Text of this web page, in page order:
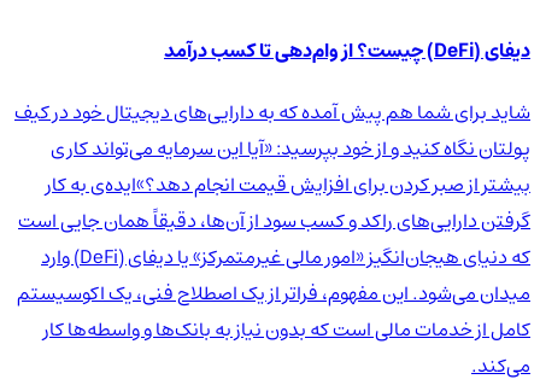
دیفای (DeFi) چیست؟ از وام‌دهی تا کسب درآمد
شاید برای شما هم پیش آمده که به دارایی‌های دیجیتال خود در کیف
پولتان نگاه کنید و از خود بپرسید: «آیا این سرمایه می‌تواند کاری
بیشتر از صبر کردن برای افزایش قیمت انجام دهد؟»ایده‌ی به کار
گرفتن دارایی‌های راکد و کسب سود از آن‌ها، دقیقاً همان جایی است
که دنیای هیجان‌انگیز «امور مالی غیرمتمرکز» یا دیفای (DeFi) وارد
میدان می‌شود. این مفهوم، فراتر از یک اصطلاح فنی، یک اکوسیستم
کامل از خدمات مالی است که بدون نیاز به بانک‌ها و واسطه‌ها کار
می‌کند.